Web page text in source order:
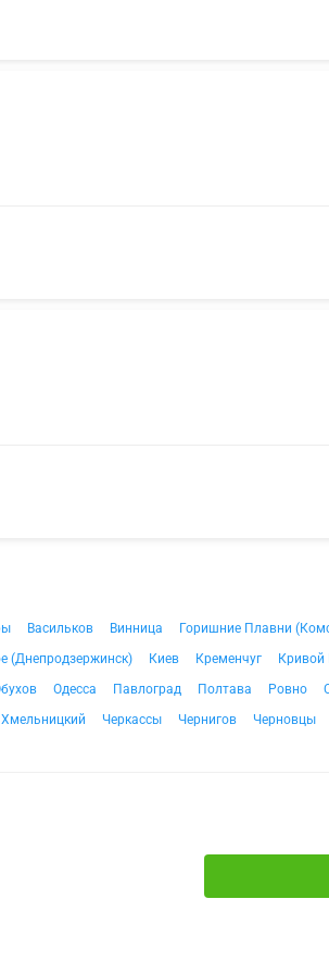
Васильков Винница Горишние Плавни
(Днепродзержинск) Киев Кременчуг Кривой
Одесса Павлоград Полтава Ровно
Хмельницкий Черкассы Чернигов Черновцы